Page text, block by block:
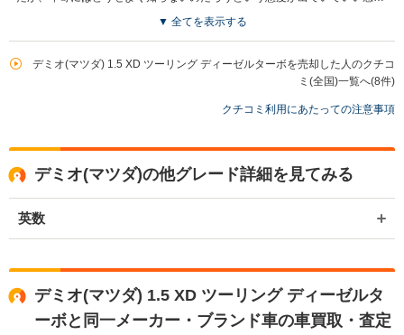
買取店からの返信
お世話になっております。株式会社ネクステージでございます。 この
ましたら是非ネクステージをご利用いただけますと幸いでございま
▼ 全てを表示する
デミオ(マツダ) 1.5 XD ツーリング ディーゼルターボを売却した人のクチコ
ミ(全国)一覧へ(8件)
クチコミ利用にあたっての注意事項
デミオ(マツダ)の他グレード詳細を見てみる
英数
デミオ(マツダ) 1.5 XD ツーリング ディーゼルタ
ーボと同一メーカー・ブランド車の車買取・査定